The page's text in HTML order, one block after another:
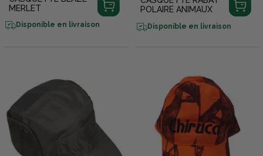
MERLET
Disponible en livraison
POLAIRE ANIMAUX
Disponible en livraison